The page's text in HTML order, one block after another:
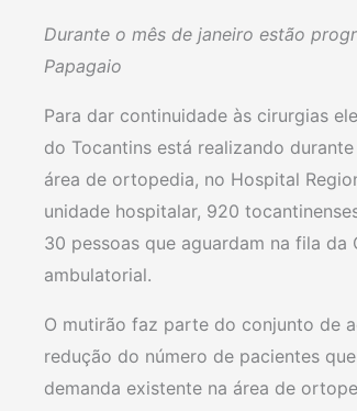
Durante o mês de janeiro estão
Papagaio
Para dar continuidade às cirurgias
do Tocantins está realizando
área de ortopedia, no Hospital
unidade hospitalar, 920
30 pessoas que aguardam na fila da
ambulatorial.
O mutirão faz parte do conjunto de
redução do número de pacientes
demanda existente na área de